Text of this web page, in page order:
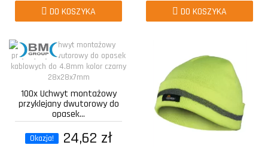
DO KOSZYKA DO KOSZYKA
100x Uchwyt montażowy
przyklejany dwutorowy do
opasek...
Okazja! 24,62 zł